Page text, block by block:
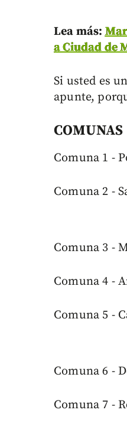
Lea más:
a Ciudad de
Si usted es
apunte,
COMUNAS
Comuna 1 -
Comuna 2 -
Comuna 3 -
Comuna 4 -
Comuna 5 -
Comuna 6 -
Comuna 7 -